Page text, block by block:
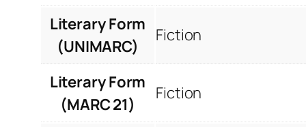
Literary Form
(UNIMARC)
Fiction
Literary Form
(MARC 21)
Fiction